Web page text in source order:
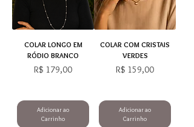
COLAR LONGO EM
RÓDIO BRANCO
Preço
R$ 179,00
Adicionar ao
Carrinho
COLAR COM CRISTAIS
VERDES
Preço
R$ 159,00
Adicionar ao
Carrinho